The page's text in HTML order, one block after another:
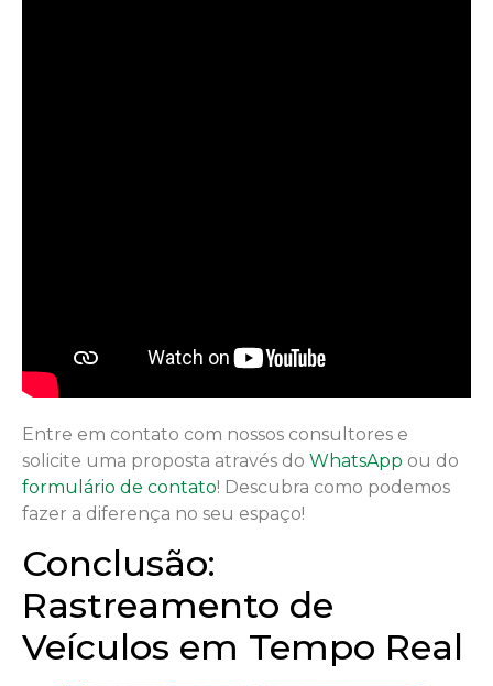
Entre em contato com nossos consultores e
solicite uma proposta através do WhatsApp ou do
formulário de contato! Descubra como podemos
fazer a diferença no seu espaço!
Conclusão:
Rastreamento de
Veículos em Tempo Real